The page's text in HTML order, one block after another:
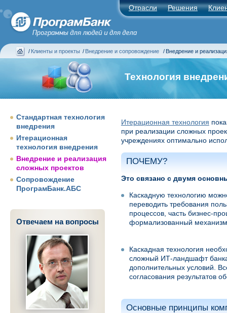
Отрасли Решения
/ Клиенты и проекты / Внедрение и сопровождение / Внедрение и
Технология
Стандартная технология
внедрения
Итерационная
технология внедрения
Внедрение и реализация
сложных проектов
Сопровождение
ПрограмБанк.АБС
Отвечаем на вопросы
Итерационная технология
при реализации сложных
учреждениях оптимально
ПОЧЕМУ?
Это связано с двумя
Каскадную технологию
переводить требования
процессов, часть бизнес-
формализованный
Каскадная технология
сложный ИТ-ландшафт
дополнительных условий.
согласования результатов
Основные принципы